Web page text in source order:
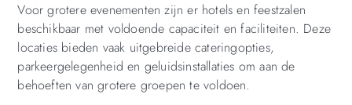
Voor grotere evenementen zijn er hotels en feestzalen
beschikbaar met voldoende capaciteit en faciliteiten. Deze
locaties bieden vaak uitgebreide cateringopties,
parkeergelegenheid en geluidsinstallaties om aan de
behoeften van grotere groepen te voldoen.